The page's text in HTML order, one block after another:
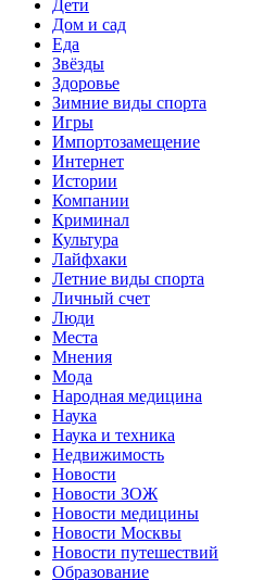
Дети
Дом и сад
Еда
Звёзды
Здоровье
Зимние виды спорта
Игры
Импортозамещение
Интернет
Истории
Компании
Криминал
Культура
Лайфхаки
Летние виды спорта
Личный счет
Люди
Места
Мнения
Мода
Народная медицина
Наука
Наука и техника
Недвижимость
Новости
Новости ЗОЖ
Новости медицины
Новости Москвы
Новости путешествий
Образование